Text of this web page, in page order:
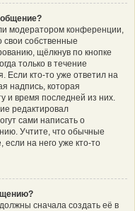
модератором конференции,
свои собственные
щёлкнув по кнопке
только в течение
Если кто-то уже ответил на
надпись, которая
и время последней из них.
редактировал
сами написать о
Учтите, что обычные
если на него уже кто-то
сначала создать её в